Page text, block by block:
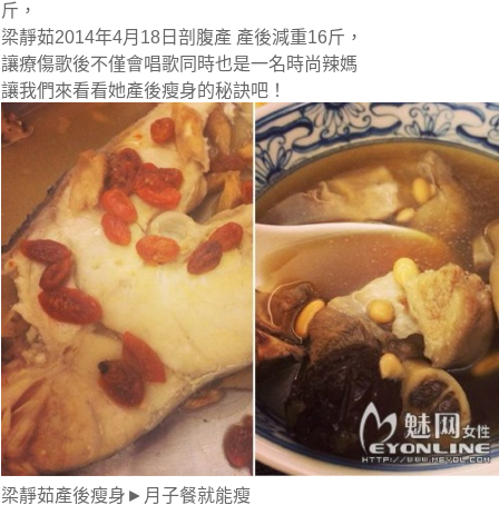
斤，
梁靜茹2014年4月18日剖腹產 產後減重16斤，
讓療傷歌後不僅會唱歌同時也是一名時尚辣媽
讓我們來看看她產後瘦身的秘訣吧！
梁靜茹產後瘦身►月子餐就能瘦